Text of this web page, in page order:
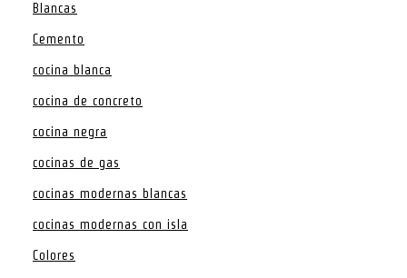
Blancas
Cemento
cocina blanca
cocina de concreto
cocina negra
cocinas de gas
cocinas modernas blancas
cocinas modernas con isla
Colores